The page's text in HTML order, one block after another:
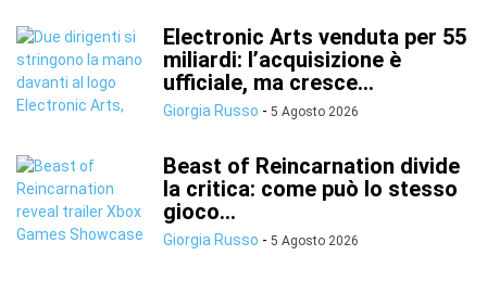
Electronic Arts venduta per 55
miliardi: l’acquisizione è
ufficiale, ma cresce...
Giorgia Russo - 5 Agosto 2026
Beast of Reincarnation divide
la critica: come può lo stesso
gioco...
Giorgia Russo - 5 Agosto 2026